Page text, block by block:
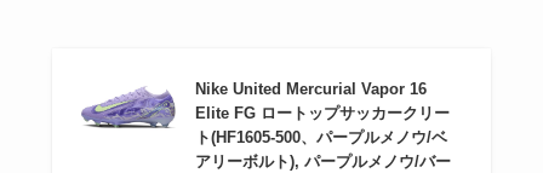
Nike United Mercurial Vapor 16
Elite FG ロートップサッカークリー
ト(HF1605-500、パープルメノウ/ベ
アリーボルト), パープルメノウ/バー